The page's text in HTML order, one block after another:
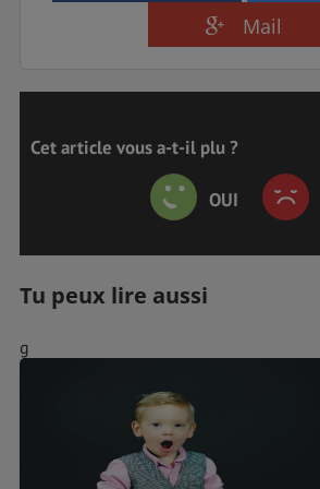
Mail
Cet article vous a-t-il plu ?
OUI
Tu peux lire aussi
g